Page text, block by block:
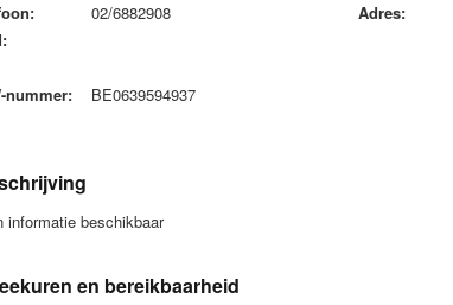
02/6882908
nummer:
BE0639594937
Adres:
informatie beschikbaar
en bereikbaarheid